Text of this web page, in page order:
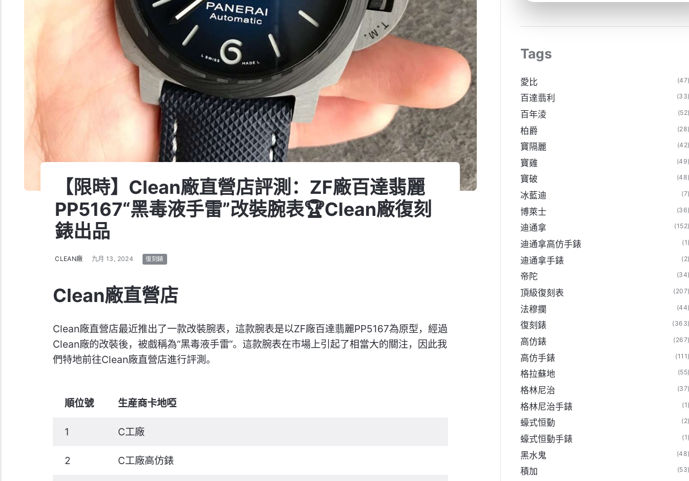
【限時】Clean廠直營店評測：ZF廠百達翡麗
PP5167“黑毒液手雷”改裝腕表🏆Clean廠復刻
錶出品
CLEAN廠 九月 13, 2024 復刻錶
Clean廠直營店
Clean廠直營店最近推出了一款改裝腕表，這款腕表是以ZF廠百達翡麗PP5167為原型，經過
Clean廠的改裝後，被戲稱為“黑毒液手雷”。這款腕表在市場上引起了相當大的關注，因此我
們特地前往Clean廠直營店進行評測。
順位號 生産商卡地啞
1 C工廠
2 C工廠高仿錶
Tags
愛比
百達翡利
百年淩
柏爵
寶隔麗
寶雞
寶破
冰藍迪
博萊士
迪通拿
迪通拿高仿手錶
迪通拿手錶
帝陀
頂級復刻表
法穆攔
復刻錶
高仿錶
高仿手錶
格拉蘇地
格林尼治
格林尼治手錶
蠔式恒動
蠔式恒動手錶
黑水鬼
積加